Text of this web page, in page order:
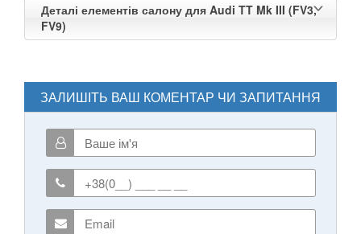
Деталі елементів салону для Audi TT Mk III (FV3,
FV9)
ЗАЛИШІТЬ ВАШ КОМЕНТАР ЧИ ЗАПИТАННЯ